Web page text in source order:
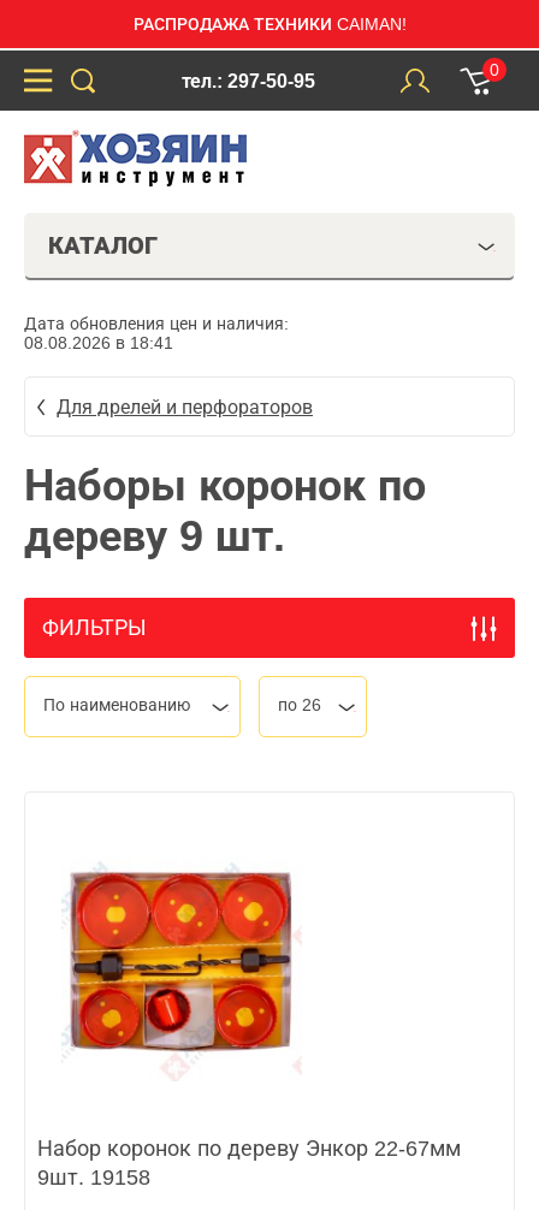
РАСПРОДАЖА ТЕХНИКИ CAIMAN!
тел.: 297-50-95
0
КАТАЛОГ
Дата обновления цен и наличия:
08.08.2026 в 18:41
Для дрелей и перфораторов
Наборы коронок по
дереву 9 шт.
ФИЛЬТРЫ
По наименованию по 26
Набор коронок по дереву Энкор 22-67мм
9шт. 19158